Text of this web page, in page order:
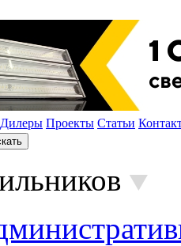
Дилеры Проекты Статьи